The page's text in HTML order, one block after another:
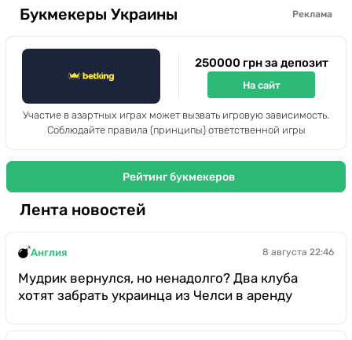
Букмекеры Украины Реклама
250000 грн за депозит
На сайт
Участие в азартных играх может вызвать игровую зависимость.
Соблюдайте правила (принципы) ответственной игры
Рейтинг букмекеров
Лента новостей
Англия 8 августа 22:46
Мудрик вернулся, но ненадолго? Два клуба
хотят забрать украинца из Челси в аренду